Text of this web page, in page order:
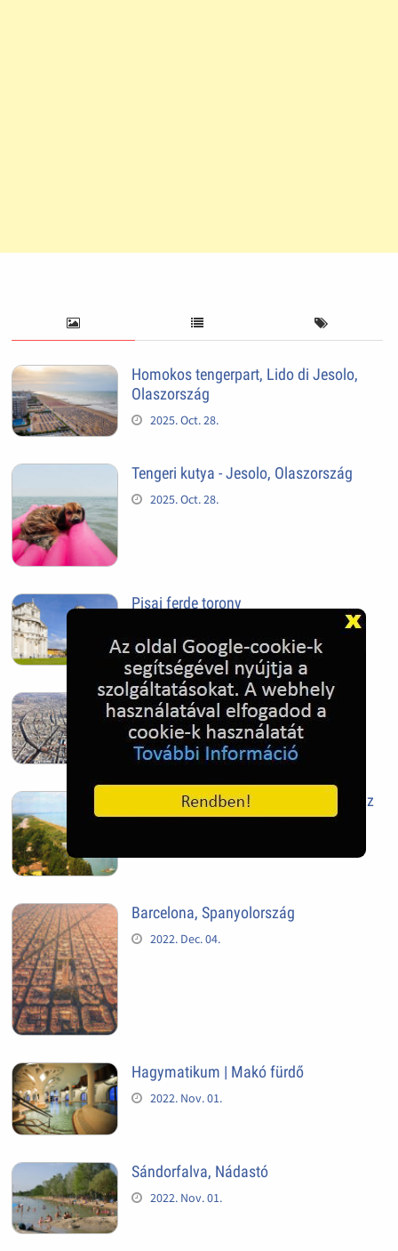
Homokos tengerpart, Lido di Jesolo,
Olaszország
2025. Oct. 28.
Tengeri kutya - Jesolo, Olaszország
2025. Oct. 28.
Pisai ferde torony
Szeged
2025. Oct. 28.
Siófok, mielőtt beépült az Aranypart az
1970-es évek elején
Barcelona, Spanyolország
2022. Dec. 04.
Hagymatikum | Makó fürdő
2022. Nov. 01.
Sándorfalva, Nádastó
2022. Nov. 01.